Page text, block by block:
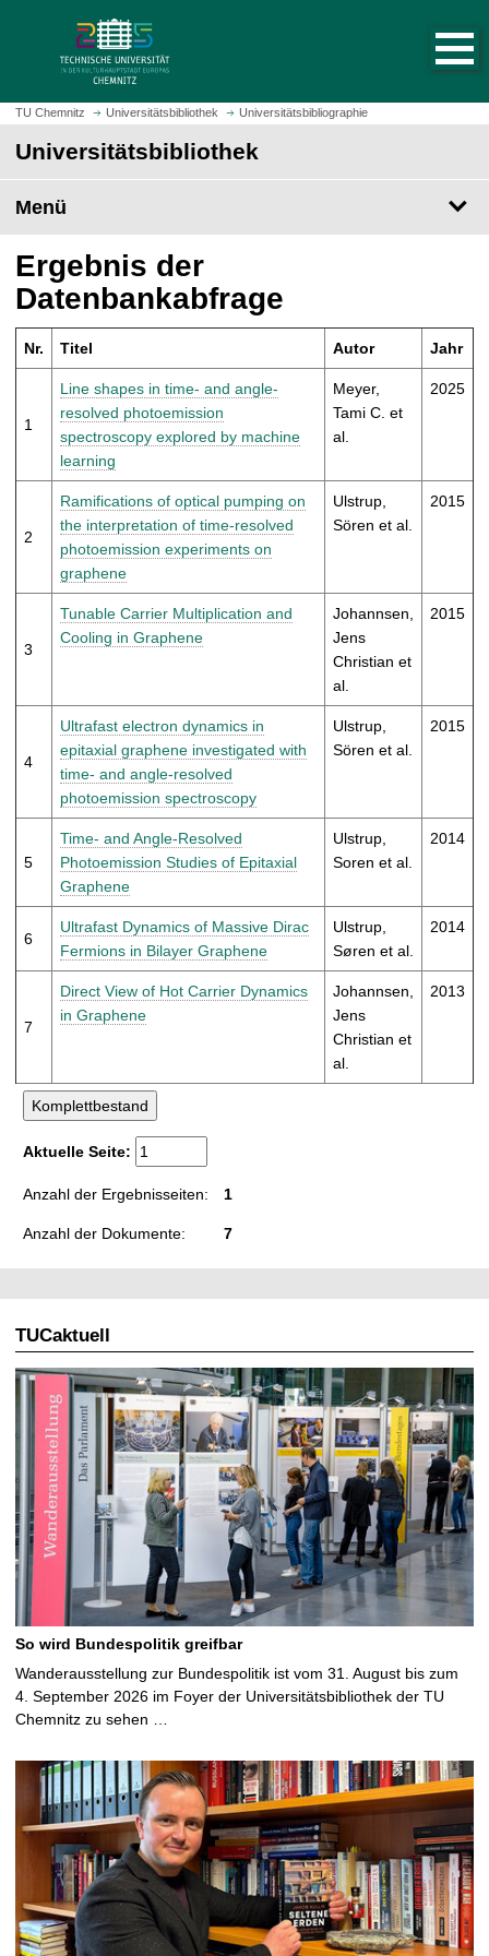
z
m
t
e
i
t
u
f
u
f
TU Chemnitz Universitätsbibliothek Universitätsbibliographie
Universitätsbibliothek
Menü
Ergebnis der
Datenbankabfrage
Nr. Titel Autor Jahr
1
Line shapes in time- and angle-
resolved photoemission
spectroscopy explored by machine
learning
Meyer,
Tami C. et
al.
2025
2
Ramifications of optical pumping on
the interpretation of time-resolved
photoemission experiments on
graphene
Ulstrup,
Sören et al.
2015
3
Tunable Carrier Multiplication and
Cooling in Graphene
Johannsen,
Jens
Christian et
al.
2015
4
Ultrafast electron dynamics in
epitaxial graphene investigated with
time- and angle-resolved
photoemission spectroscopy
Ulstrup,
Sören et al.
2015
5
Time- and Angle-Resolved
Photoemission Studies of Epitaxial
Graphene
Ulstrup,
Soren et al.
2014
6
Ultrafast Dynamics of Massive Dirac
Fermions in Bilayer Graphene
Ulstrup,
Søren et al.
2014
7
Direct View of Hot Carrier Dynamics
in Graphene
Johannsen,
Jens
Christian et
al.
2013
Aktuelle Seite:
Anzahl der Ergebnisseiten: 1
Anzahl der Dokumente: 7
TUCaktuell
So wird Bundespolitik greifbar
Wanderausstellung zur Bundespolitik ist vom 31. August bis zum
4. September 2026 im Foyer der Universitätsbibliothek der TU
Chemnitz zu sehen …